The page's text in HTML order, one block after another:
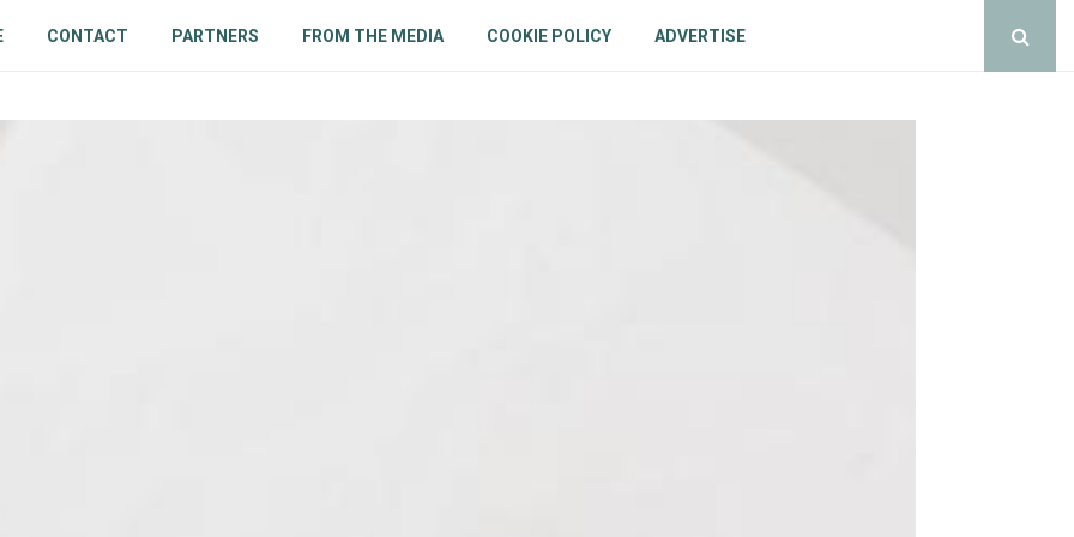
CONTACT PARTNERS FROM THE MEDIA COOKIE POLICY ADVERTISE